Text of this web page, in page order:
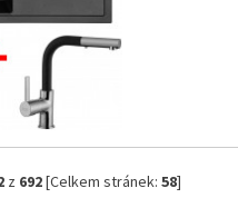
z 692[Celkem stránek: 58]